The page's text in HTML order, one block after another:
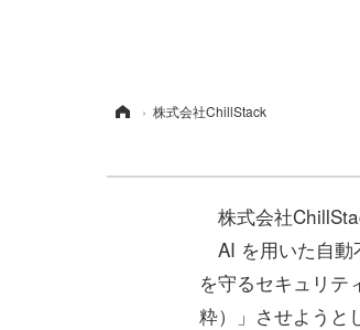
› 株式会社ChillStack
株式会社
AI を用いた自動
を守るセキュリテ
粋）」させようと